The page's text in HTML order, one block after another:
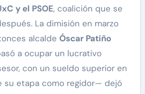
y el PSOE, coalición que se
La dimisión en marzo
alcalde Óscar Patiño
a ocupar un lucrativo
con un sueldo superior en
su etapa como regidor— dejó